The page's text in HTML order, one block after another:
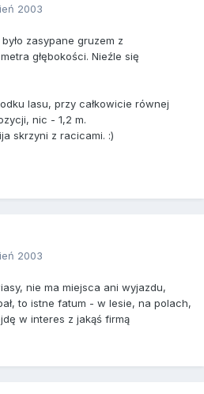
2003
zasypane gruzem z
głębokości. Nieźle się
lasu, przy całkowicie równej
nic - 1,2 m.
skrzyni z racicami. :)
2003
nie ma miejsca ani wyjazdu,
to istne fatum - w lesie, na polach,
w interes z jakąś firmą